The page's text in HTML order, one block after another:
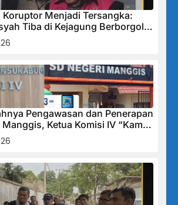
Koruptor Menjadi Tersangka:
Tiba di Kejagung Berborgol,
dan Senyum Penuh Teka-teki
Pengawasan dan Penerapan
Manggis, Ketua Komisi IV “Kami
Menindak”